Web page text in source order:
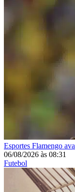
Esportes Flamengo
06/08/2026 às 08:31
Futebol